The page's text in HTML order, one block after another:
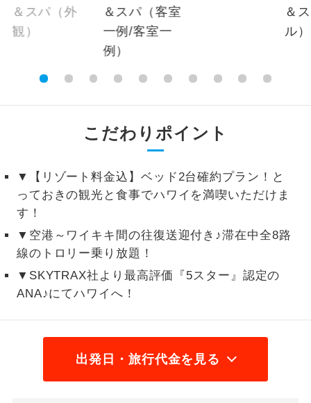
こだわりポイント
▼【リゾート料金込】ベッド2台確約プラン！と
っておきの観光と食事でハワイを満喫いただけま
す！
▼空港～ワイキキ間の往復送迎付き♪滞在中全8路
線のトロリー乗り放題！
▼SKYTRAX社より最高評価『5スター』認定の
ANA♪にてハワイへ！
出発日・旅行代金を見る
※手配の都合により変更になる場合がありま
す。
2026/8/9 大人（12歳以上）1,600円、子供
（2歳以上12歳未満）1,600円、幼児 1,600円
2026/8/10〜2026/9/21 大人（12歳以上）
1,600円、子供（2歳以上12歳未満）1,600
円、幼児 1,600円2026/9/22〜2026/11/21 大
人（12歳以上）1,600円、子供（2歳以上12歳
未満）1,600円、幼児 1,600円
2026/11/22〜 大人（12歳以上）1,600円、
1,600円国際観光旅客税
2026/8/9 大人（12歳以上）3,000円、子供
（2歳以上12歳未満）3,000円2026/8/10〜
2026/9/21 大人（12歳以上）3,000円、子供
（2歳以上12歳未満）3,000円2026/9/22〜
2026/11/21 大人（12歳以上）3,000円、子
加限定
おひとり様限定でご参加いただけるコー
スです。
1名様1室同代
1名様1室利用でも追加料金がかからない
ご夫婦限定
す。
女性限定
す。
年齢制限あり
航空会社指定
利用航空会社が指定なので、ご出発の計
ホテル指定
ご紹介するホテルを指定したコースで